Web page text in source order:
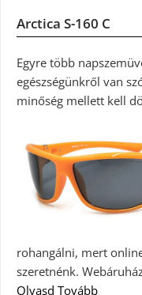
Arctica S-160 C
Egyre több
egészségünkről van
minőség mellett kell
rohangálni, mert
szeretnénk.
Olvasd Tovább